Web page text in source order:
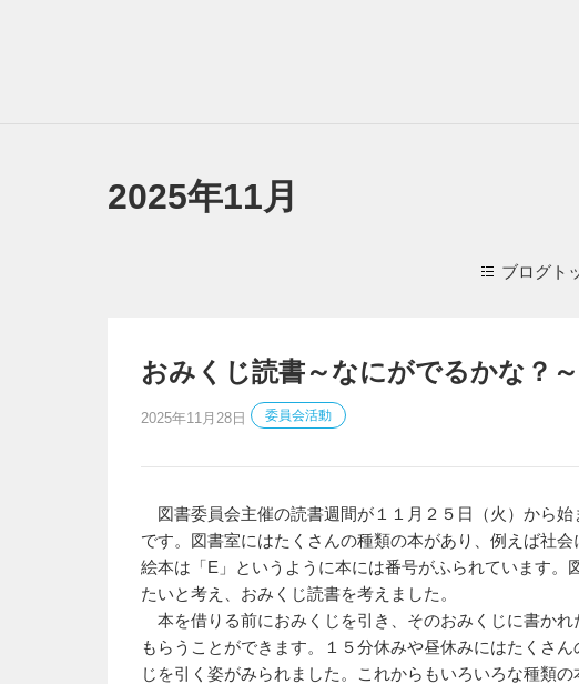
2025年11月
ブログト
おみくじ読書～なにがでるかな？～
2025年11月28日 委員会活動
図書委員会主催の読書週間が１１月２５日（火）から始
です。図書室にはたくさんの種類の本があり、例えば社
絵本は「E」というように本には番号がふられています
たいと考え、おみくじ読書を考えました。
本を借りる前におみくじを引き、そのおみくじに書か
もらうことができます。１５分休みや昼休みにはたくさ
じを引く姿がみられました。これからもいろいろな種類